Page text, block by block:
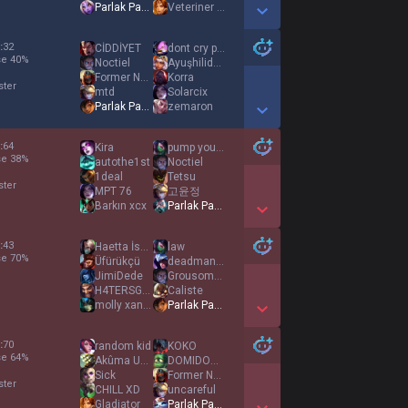
Parlak Pasif
Veteriner Eylül
Show More Detail Games
:32
40%
CİDDİYET
Noctiel
Former NPC
mtd
Parlak Pasif
dont cry pleaseª
Ayuşhilidara
Korra
Solarcix
zemaron
Show More Detail Games
:64
38%
Kira
autothe1st
1deal
MPT 76
Barkın xcx
pump you all
Noctiel
Tetsu
고윤정
Parlak Pasif
Show More Detail Games
:43
70%
Haetta İsaksen
Üfürükçü
JimiDede
H4TERSGXD4MN
molly xanny lean
law
deadmanshand
Grousome Kray
Caliste
Parlak Pasif
Show More Detail Games
:70
64%
random kid
Akûma Undomîell
Sick
CHILL XD
Gladiator
KOKO
DOMIDOMIDOMIDOMI
Former NPC
uncareful
Parlak Pasif